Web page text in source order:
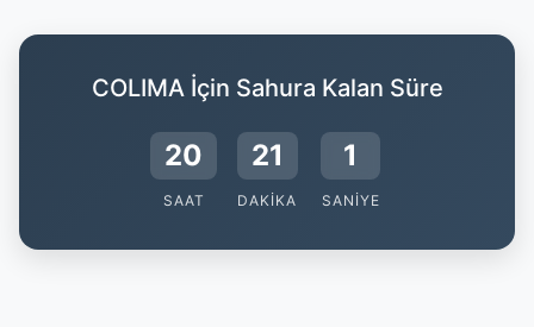
COLIMA İçin Sahura Kalan Süre
20
SAAT
21
DAKIKA
0
SANIYE